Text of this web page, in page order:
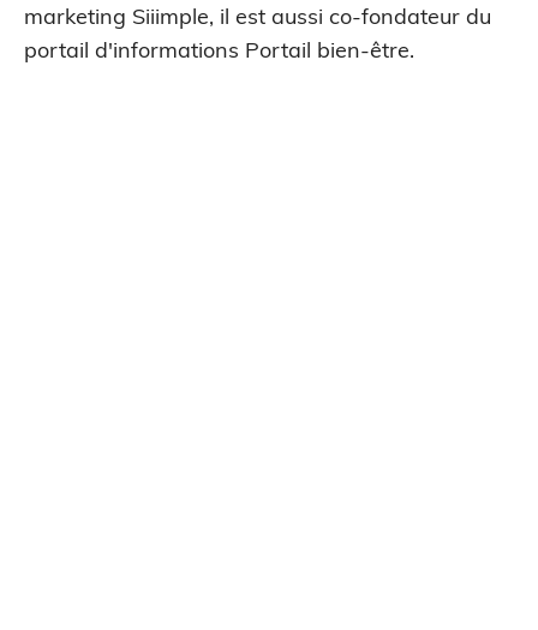
marketing Siiimple, il est aussi co-fondateur du
portail d'informations Portail bien-être.